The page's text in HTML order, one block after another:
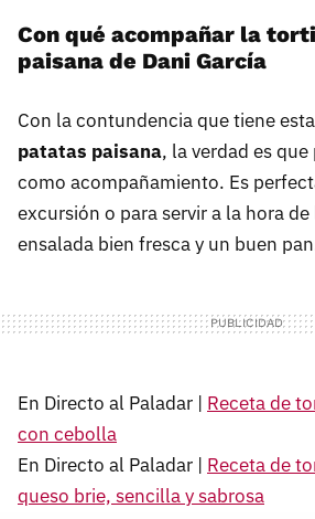
Con qué acompañar la
paisana de Dani García
Con la contundencia que tiene esta
patatas paisana, la verdad es
como acompañamiento. Es
excursión o para servir a la hora
ensalada bien fresca y un buen
En Directo al Paladar | Receta de
con cebolla
En Directo al Paladar | Receta de
queso brie, sencilla y sabrosa